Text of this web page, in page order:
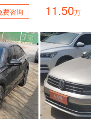
费咨询 11.50万